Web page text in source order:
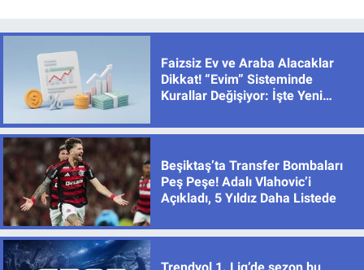
Faizsiz Ev ve Araba Alacaklar
Dikkat! “Evim” Sisteminde
Kurallar Değişiyor: İşte Yeni
Beşiktaş’ta Transfer Bombaları
Peş Peşe! Adalı Vlahovic’i
Açıkladı, 5 Yıldız Daha Listede